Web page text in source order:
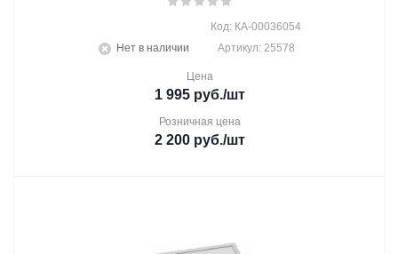
Нет в наличии
Код: КА-00036054
Артикул: 25578
Цена
1 995 руб./шт
Розничная цена
2 200 руб./шт